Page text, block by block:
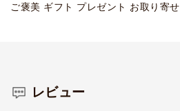
ご褒美 ギフト プレゼント お取り寄せ
レビュー